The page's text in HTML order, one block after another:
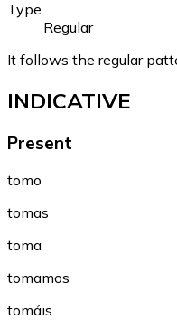
Type
Regular
It follows the regular
INDICATIVE
Present
tomo
tomas
toma
tomamos
tomáis